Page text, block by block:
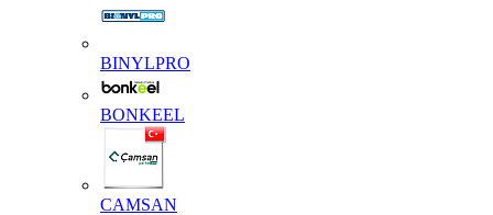
BINYLPRO
BONKEEL
CAMSAN